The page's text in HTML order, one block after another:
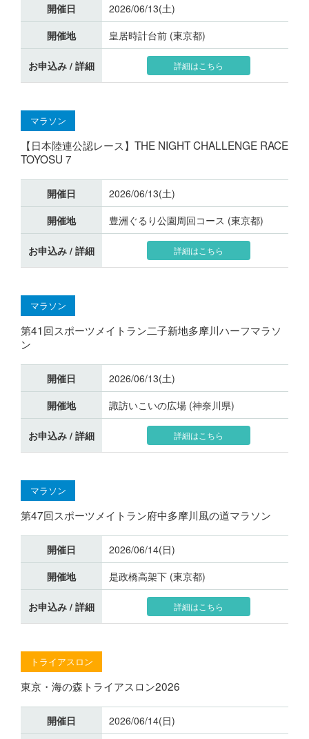
開催日
2026/06/13(土)
開催地
皇居時計台前 (東京都)
お申込み / 詳細 詳細はこちら
マラソン
【日本陸連公認レース】THE NIGHT CHALLENGE RACE
TOYOSU 7
開催日
2026/06/13(土)
開催地
豊洲ぐるり公園周回コース (東京都)
お申込み / 詳細 詳細はこちら
マラソン
第41回スポーツメイトラン二子新地多摩川ハーフマラソ
ン
開催日
2026/06/13(土)
開催地
諏訪いこいの広場 (神奈川県)
お申込み / 詳細 詳細はこちら
マラソン
第47回スポーツメイトラン府中多摩川風の道マラソン
開催日
2026/06/14(日)
開催地
是政橋高架下 (東京都)
お申込み / 詳細 詳細はこちら
トライアスロン
東京・海の森トライアスロン2026
開催日
2026/06/14(日)